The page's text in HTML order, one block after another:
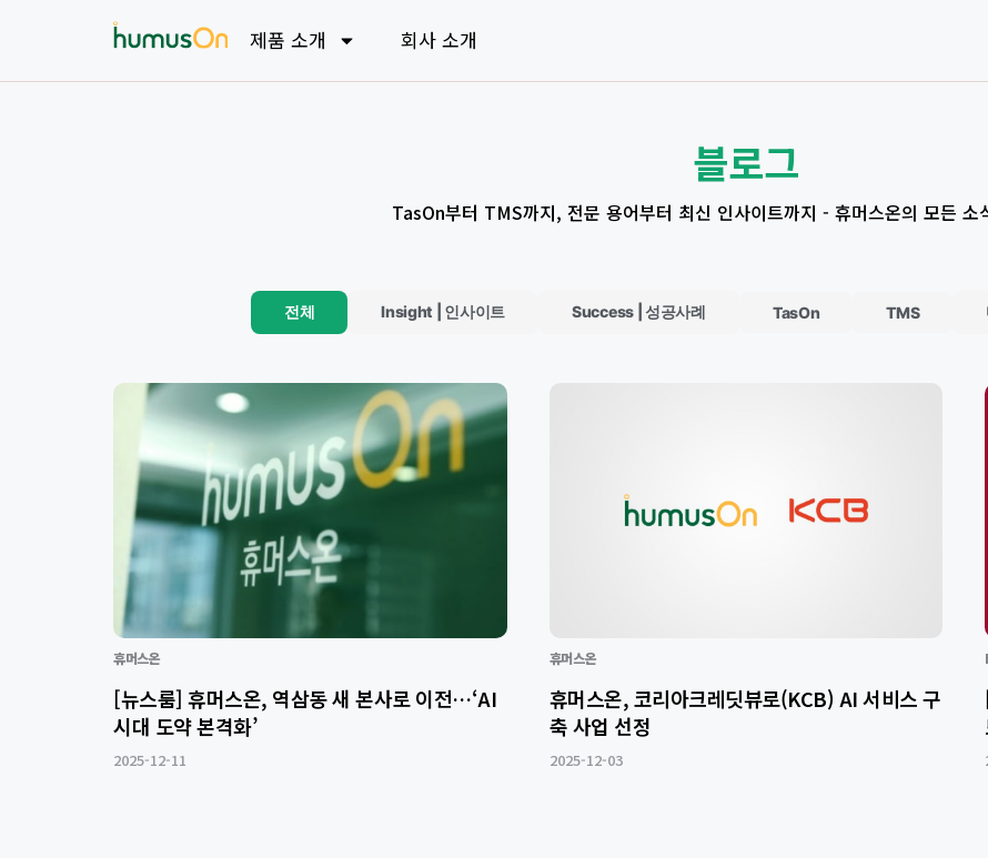
제품 소개 회사 소개
블로그
TasOn부터 TMS까지, 전문 용어부터 최신 인사이트까지 - 휴머스온의 모든 소
Insight | 인사이트 Success | 성공사례 TasOn TMS
전체
휴머스온
[뉴스룸] 휴머스온, 역삼동 새 본사로 이전…‘AI
시대 도약 본격화’
2025-12-11
휴머스온
휴머스온, 코리아크레딧뷰로(KCB) AI 서비스 구
축 사업 선정
2025-12-03